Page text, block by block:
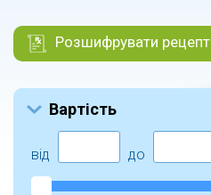
Розшифрувати рецепт
Вартість
від до